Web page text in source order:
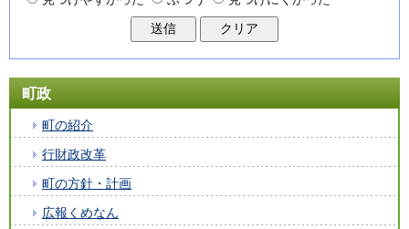
町政
町の紹介
行財政改革
町の方針・計画
広報くめなん